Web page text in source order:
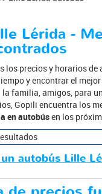
Lérida -
los precios y horarios de
y encontrar el
familia, amigos, para
Gopili encuentra los
en autobúsen los
autobús Lille